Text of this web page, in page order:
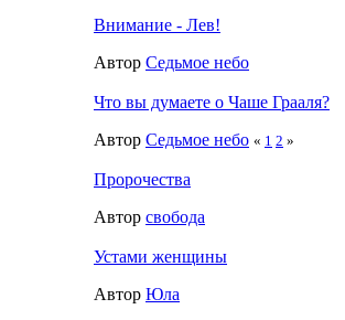
Внимание - Лев!
Автор Седьмое небо
Что вы думаете о Чаше Грааля?
Автор Седьмое небо « 1 2 »
Пророчества
Автор свобода
Устами женщины
Автор Юла